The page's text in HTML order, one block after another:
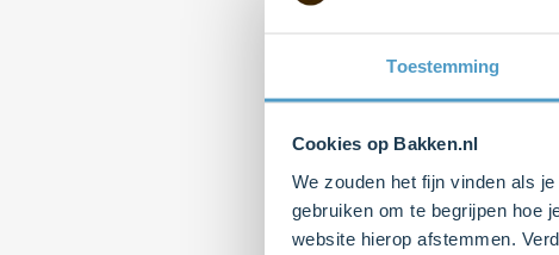
Toestemming
Cookies op Bakken.nl
We zouden het fijn vinden als
gebruiken om te begrijpen hoe
website hierop afstemmen.